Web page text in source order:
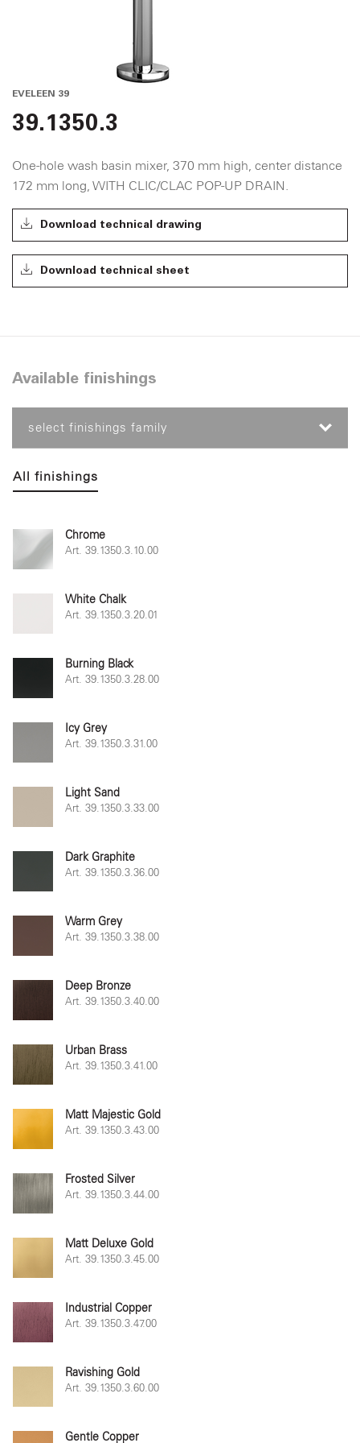
EVELEEN 39
39.1350.3
One-hole wash basin mixer, 370 mm high, center distance
172 mm long, WITH CLIC/CLAC POP-UP DRAIN.
Download technical drawing
Download technical sheet
Available finishings
select finishings family
All finishings
Chrome
Art. 39.1350.3.10.00
White Chalk
Art. 39.1350.3.20.01
Burning Black
Art. 39.1350.3.28.00
Icy Grey
Art. 39.1350.3.31.00
Light Sand
Art. 39.1350.3.33.00
Dark Graphite
Art. 39.1350.3.36.00
Warm Grey
Art. 39.1350.3.38.00
Deep Bronze
Art. 39.1350.3.40.00
Urban Brass
Art. 39.1350.3.41.00
Matt Majestic Gold
Art. 39.1350.3.43.00
Frosted Silver
Art. 39.1350.3.44.00
Matt Deluxe Gold
Art. 39.1350.3.45.00
Industrial Copper
Art. 39.1350.3.47.00
Ravishing Gold
Art. 39.1350.3.60.00
Gentle Copper